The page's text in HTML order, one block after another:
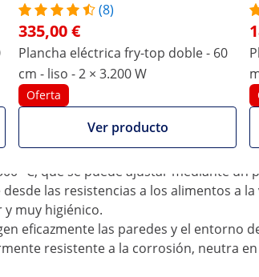
(8)
335,00 €
Plancha eléctrica fry-top doble - 60
cm - liso - 2 × 3.200 W
Oferta
Ver producto
a tus clientes
pescado,
por sus
es ideal
catering.
de Royal Catering
Gracias al potente elemento
°C, que se puede ajustar mediante
las resistencias a los alimentos a la
y muy higiénico.
eficazmente las paredes y el entorno
resistente a la corrosión, neutra